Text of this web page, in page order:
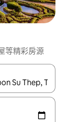
等精彩房源
輕點、滑動裝置。